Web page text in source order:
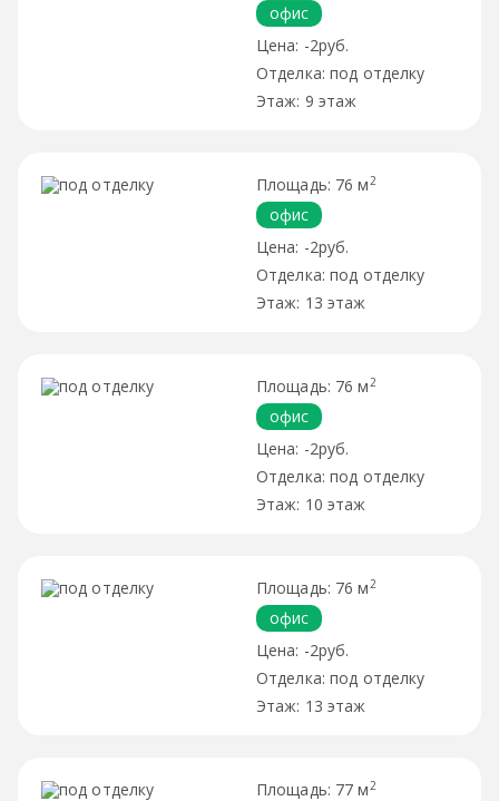
офис
-2руб.
под отделку
9 этаж
76 м 2
офис
-2руб.
под отделку
13 этаж
76 м 2
офис
-2руб.
под отделку
10 этаж
76 м 2
офис
-2руб.
под отделку
13 этаж
77 м 2